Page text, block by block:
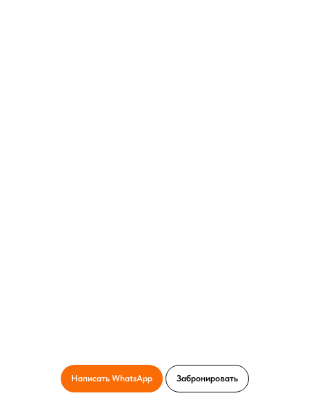
Написать WhatsApp Забронировать